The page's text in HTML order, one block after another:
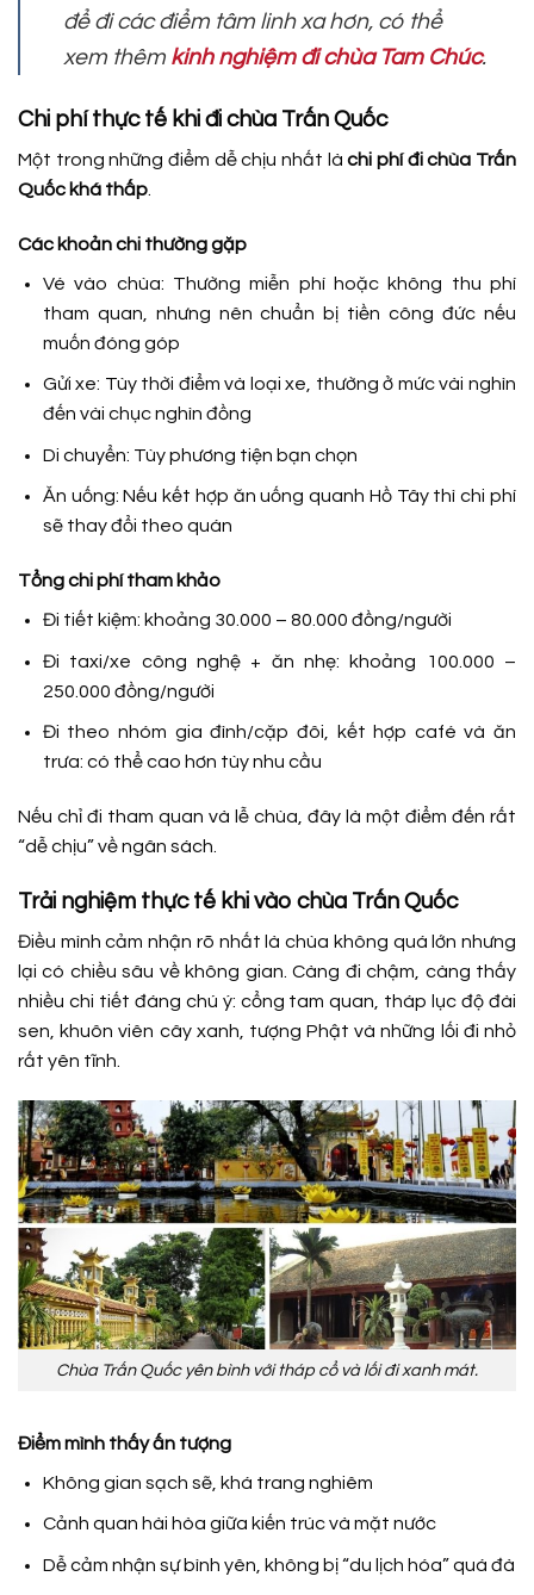
để đi các điểm tâm linh xa hơn, có thể
xem thêm kinh nghiệm đi chùa Tam Chúc.
Chi phí thực tế khi đi chùa Trấn Quốc
Một trong những điểm dễ chịu nhất làchi phí đi chùa Trấn
Quốc khá thấp
Các khoản chi thường gặp
Vé vào chùa: Thường miễn phí hoặc không thu phí
tham quan, nhưng nên chuẩn bị tiền công đức nếu
muốn đóng góp
Gửi xe: Tùy thời điểm và loại xe, thường ở mức vài nghìn
đến vài chục nghìn đồng
Di chuyển: Tùy phương tiện bạn chọn
Ăn uống: Nếu kết hợp ăn uống quanh Hồ Tây thì chi phí
sẽ thay đổi theo quán
Tổng chi phí tham khảo
Đi tiết kiệm: khoảng 30.000 – 80.000 đồng/người
Đi taxi/xe công nghệ + ăn nhẹ: khoảng 100.000 –
250.000 đồng/người
Đi theo nhóm gia đình/cặp đôi, kết hợp café và ăn
trưa: có thể cao hơn tùy nhu cầu
Nếu chỉ đi tham quan và lễ chùa, đây là một điểm đến rất
“dễ chịu” về ngân sách.
Trải nghiệm thực tế khi vào chùa Trấn Quốc
Điều mình cảm nhận rõ nhất là chùa không quá lớn nhưng
lại có chiều sâu về không gian. Càng đi chậm, càng thấy
nhiều chi tiết đáng chú ý: cổng tam quan, tháp lục độ đài
sen, khuôn viên cây xanh, tượng Phật và những lối đi nhỏ
rất yên tĩnh.
Chùa Trấn Quốc yên bình với tháp cổ và lối đi xanh mát.
Điểm mình thấy ấn tượng
Không gian sạch sẽ, khá trang nghiêm
Cảnh quan hài hòa giữa kiến trúc và mặt nước
Dễ cảm nhận sự bình yên, không bị “du lịch hóa” quá đà